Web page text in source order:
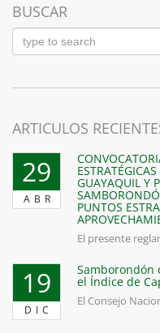
BUSCAR
ARTICULOS
29
ABR
GUAYAQUIL Y
PUNTOS
El presente
19
DIC
Samborondón
el Índice de
El Consejo